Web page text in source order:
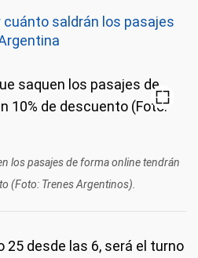
cuánto saldrán los pasajes
los pasajes de forma online tendrán
(Foto: Trenes Argentinos).
25 desde las 6, será el turno